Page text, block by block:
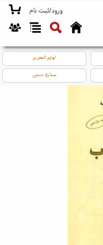
ورود/ثبت نام
لوازم التحریر
صنایع دستی